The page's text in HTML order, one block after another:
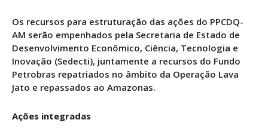
Os recursos para estruturação das ações do PPCDQ-
AM serão empenhados pela Secretaria de Estado de
Desenvolvimento Econômico, Ciência, Tecnologia e
Inovação (Sedecti), juntamente a recursos do Fundo
Petrobras repatriados no âmbito da Operação Lava
Jato e repassados ao Amazonas.
Ações integradas